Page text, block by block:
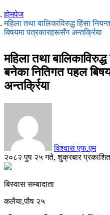
होमपेज
महिला तथा बालिकाविरुद्ध हिंसा
बिषयमा पत्रकारहरूसँग अन्तर्क्रिया
महिला तथा
बनेका नितिगत पहल
अन्तर्क्रिया
विश्वास एफ.एम
२०८२ पुष २५ गते, शुक्रबार प्रकाशित
बिस्वास सम्बादाता
कलैया,पौष २५